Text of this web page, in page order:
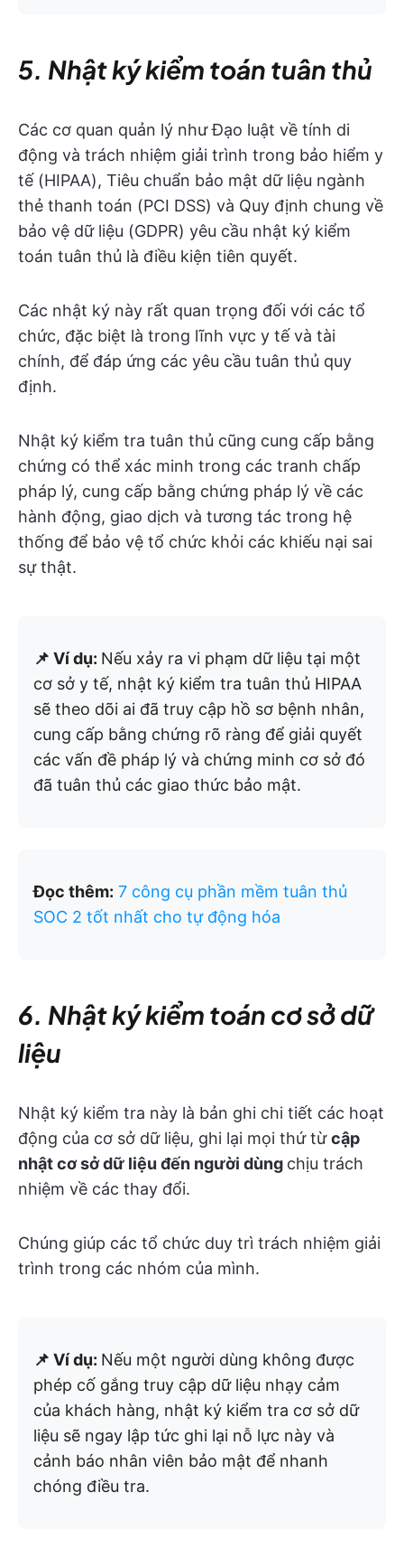
5. Nhật ký kiểm toán tuân thủ
Các cơ quan quản lý như Đạo luật về tính di
động và trách nhiệm giải trình trong bảo hiểm y
tế (HIPAA), Tiêu chuẩn bảo mật dữ liệu ngành
thẻ thanh toán (PCI DSS) và Quy định chung về
bảo vệ dữ liệu (GDPR) yêu cầu nhật ký kiểm
toán tuân thủ là điều kiện tiên quyết.
Các nhật ký này rất quan trọng đối với các tổ
chức, đặc biệt là trong lĩnh vực y tế và tài
chính, để đáp ứng các yêu cầu tuân thủ quy
định.
Nhật ký kiểm tra tuân thủ cũng cung cấp bằng
chứng có thể xác minh trong các tranh chấp
pháp lý, cung cấp bằng chứng pháp lý về các
hành động, giao dịch và tương tác trong hệ
thống để bảo vệ tổ chức khỏi các khiếu nại sai
sự thật.
📌 Ví dụ: Nếu xảy ra vi phạm dữ liệu tại một
cơ sở y tế, nhật ký kiểm tra tuân thủ HIPAA
sẽ theo dõi ai đã truy cập hồ sơ bệnh nhân,
cung cấp bằng chứng rõ ràng để giải quyết
các vấn đề pháp lý và chứng minh cơ sở đó
đã tuân thủ các giao thức bảo mật.
Đọc thêm: 7 công cụ phần mềm tuân thủ
SOC 2 tốt nhất cho tự động hóa
6. Nhật ký kiểm toán cơ sở dữ
liệu
Nhật ký kiểm tra này là bản ghi chi tiết các hoạt
động của cơ sở dữ liệu, ghi lại mọi thứ từcập
nhật cơ sở dữ liệu đến người dùng chịu trách
nhiệm về các thay đổi.
Chúng giúp các tổ chức duy trì trách nhiệm giải
trình trong các nhóm của mình.
📌 Ví dụ: Nếu một người dùng không được
phép cố gắng truy cập dữ liệu nhạy cảm
của khách hàng, nhật ký kiểm tra cơ sở dữ
liệu sẽ ngay lập tức ghi lại nỗ lực này và
cảnh báo nhân viên bảo mật để nhanh
chóng điều tra.